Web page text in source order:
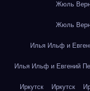
Жюль
Жюль
Илья Ильф и
Илья Ильф и Евгений
Иркутск Иркутск